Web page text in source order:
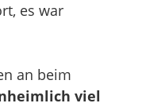
es war
an beim
viel